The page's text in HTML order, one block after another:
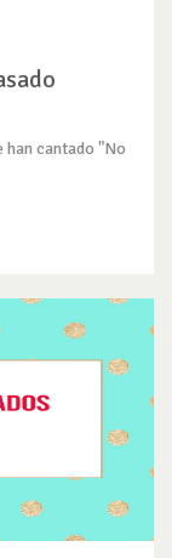
han cantado "No